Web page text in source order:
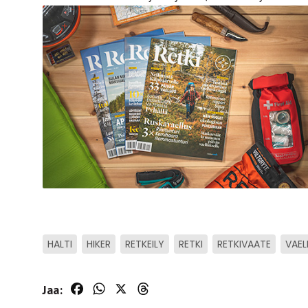
HALTI HIKER RETKEILY RETKI RETKIVAATE
Jaa: FacebookWhatsApp